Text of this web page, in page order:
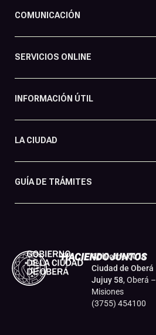
COMUNICACIÓN
SERVICIOS ONLINE
INFORMACIÓN ÚTIL
LA CIUDAD
GUÍA DE TRÁMITES
Gobierno de la
Ciudad de Oberá
Jujuy 58, Oberá –
Misiones
(3755) 454100